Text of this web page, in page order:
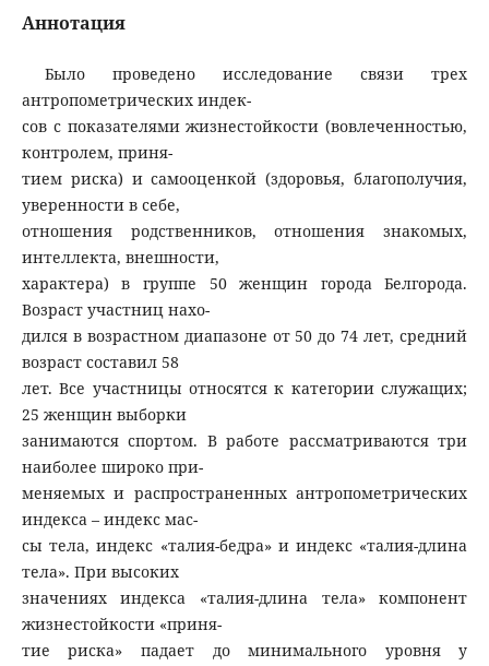
Аннотация
Было проведено исследование связи трех
антропометрических индек-
сов с показателями жизнестойкости (вовлеченностью,
контролем, приня-
тием риска) и самооценкой (здоровья, благополучия,
уверенности в себе,
отношения родственников, отношения знакомых,
интеллекта, внешности,
характера) в группе 50 женщин города Белгорода.
Возраст участниц нахо-
дился в возрастном диапазоне от 50 до 74 лет, средний
возраст составил 58
лет. Все участницы относятся к категории служащих;
25 женщин выборки
занимаются спортом. В работе рассматриваются три
наиболее широко при-
меняемых и распространенных антропометрических
индекса – индекс мас-
сы тела, индекс «талия-бедра» и индекс «талия-длина
тела». При высоких
значениях индекса «талия-длина тела» компонент
жизнестойкости «приня-
тие риска» падает до минимального уровня у